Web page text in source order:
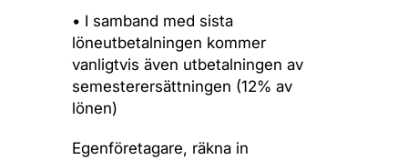
• I samband med sista
löneutbetalningen kommer
vanligtvis även utbetalningen av
semesterersättningen (12% av
lönen)
Egenföretagare, räkna in